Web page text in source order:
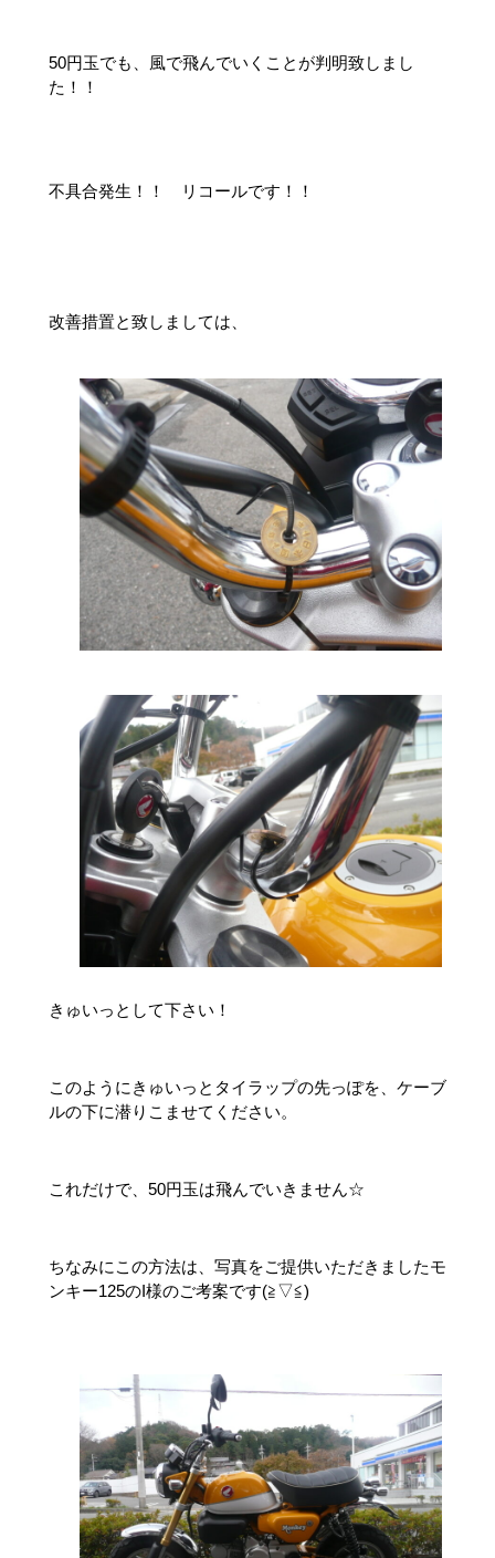
50円玉でも、風で飛んでいくことが判明致しまし
た！！
不具合発生！！ リコールです！！
改善措置と致しましては、
きゅいっとして下さい！
このようにきゅいっとタイラップの先っぽを、ケーブ
ルの下に潜りこませてください。
これだけで、50円玉は飛んでいきません☆
ちなみにこの方法は、写真をご提供いただきましたモ
ンキー125のI様のご考案です(≧▽≦)